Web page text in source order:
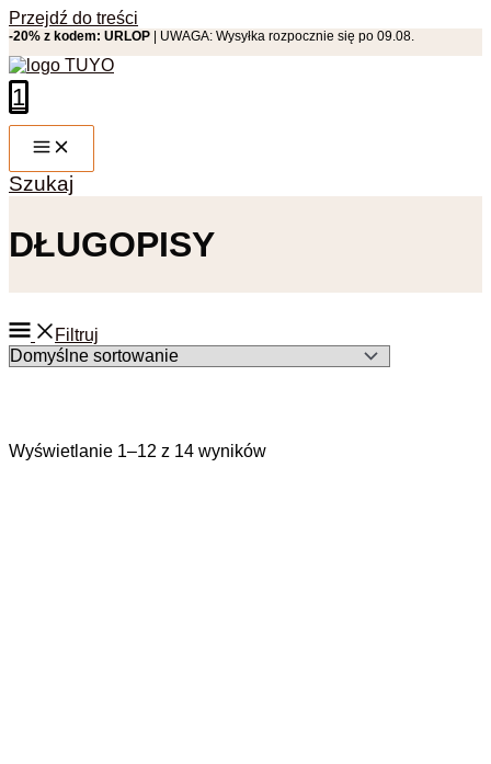
Przejdź do treści
-20% z kodem: URLOP | UWAGA: Wysyłka rozpocznie się po 09.08.
1
Szukaj
DŁUGOPISY
Filtruj
Wyświetlanie 1–12 z 14 wyników